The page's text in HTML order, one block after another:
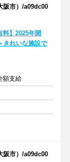
阪市）/a09dc00
料】2025年開
きれいな施設で
額支給
阪市）/a09dc00